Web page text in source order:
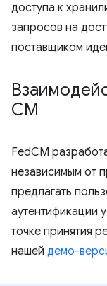
доступа к
запросов на
поставщиком
CM
FedCM
независимым от
предлагать
аутентификации
точке принятия
нашей демо-